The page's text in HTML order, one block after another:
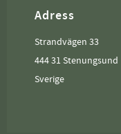
Adress
Strandvägen 33
444 31 Stenungsund
Sverige